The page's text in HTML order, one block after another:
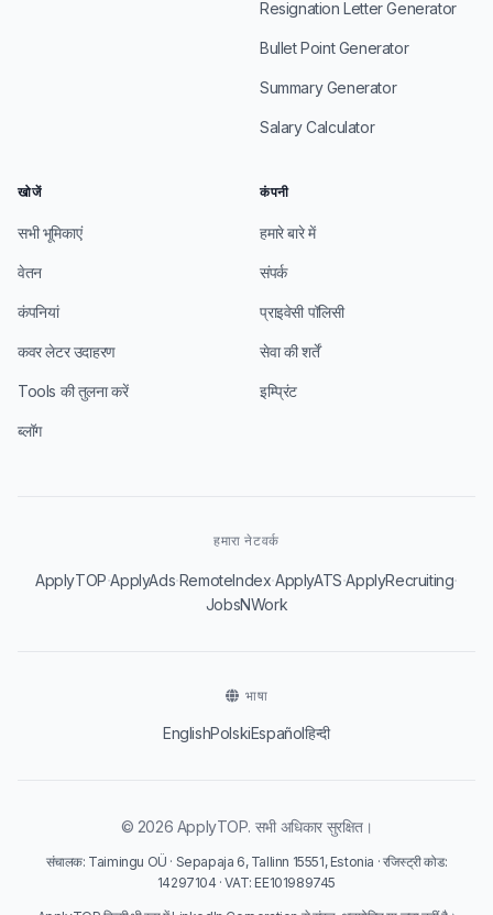
Resignation Letter Generator
Bullet Point Generator
Summary Generator
Salary Calculator
खोजें
सभी भूमिकाएं
वेतन
कंपनियां
कवर लेटर उदाहरण
Tools की तुलना करें
ब्लॉग
कंपनी
हमारे बारे में
संपर्क
प्राइवेसी पॉलिसी
सेवा की शर्तें
इम्प्रिंट
हमारा नेटवर्क
ApplyTOP·ApplyAds·RemoteIndex·ApplyATS·ApplyRecruiting·
JobsNWork
भाषा
EnglishPolskiEspañolहिन्दी
© 2026 ApplyTOP. सभी अधिकार सुरक्षित।
संचालक: Taimingu OÜ · Sepapaja 6, Tallinn 15551, Estonia · रजिस्ट्री कोड:
14297104 · VAT: EE101989745